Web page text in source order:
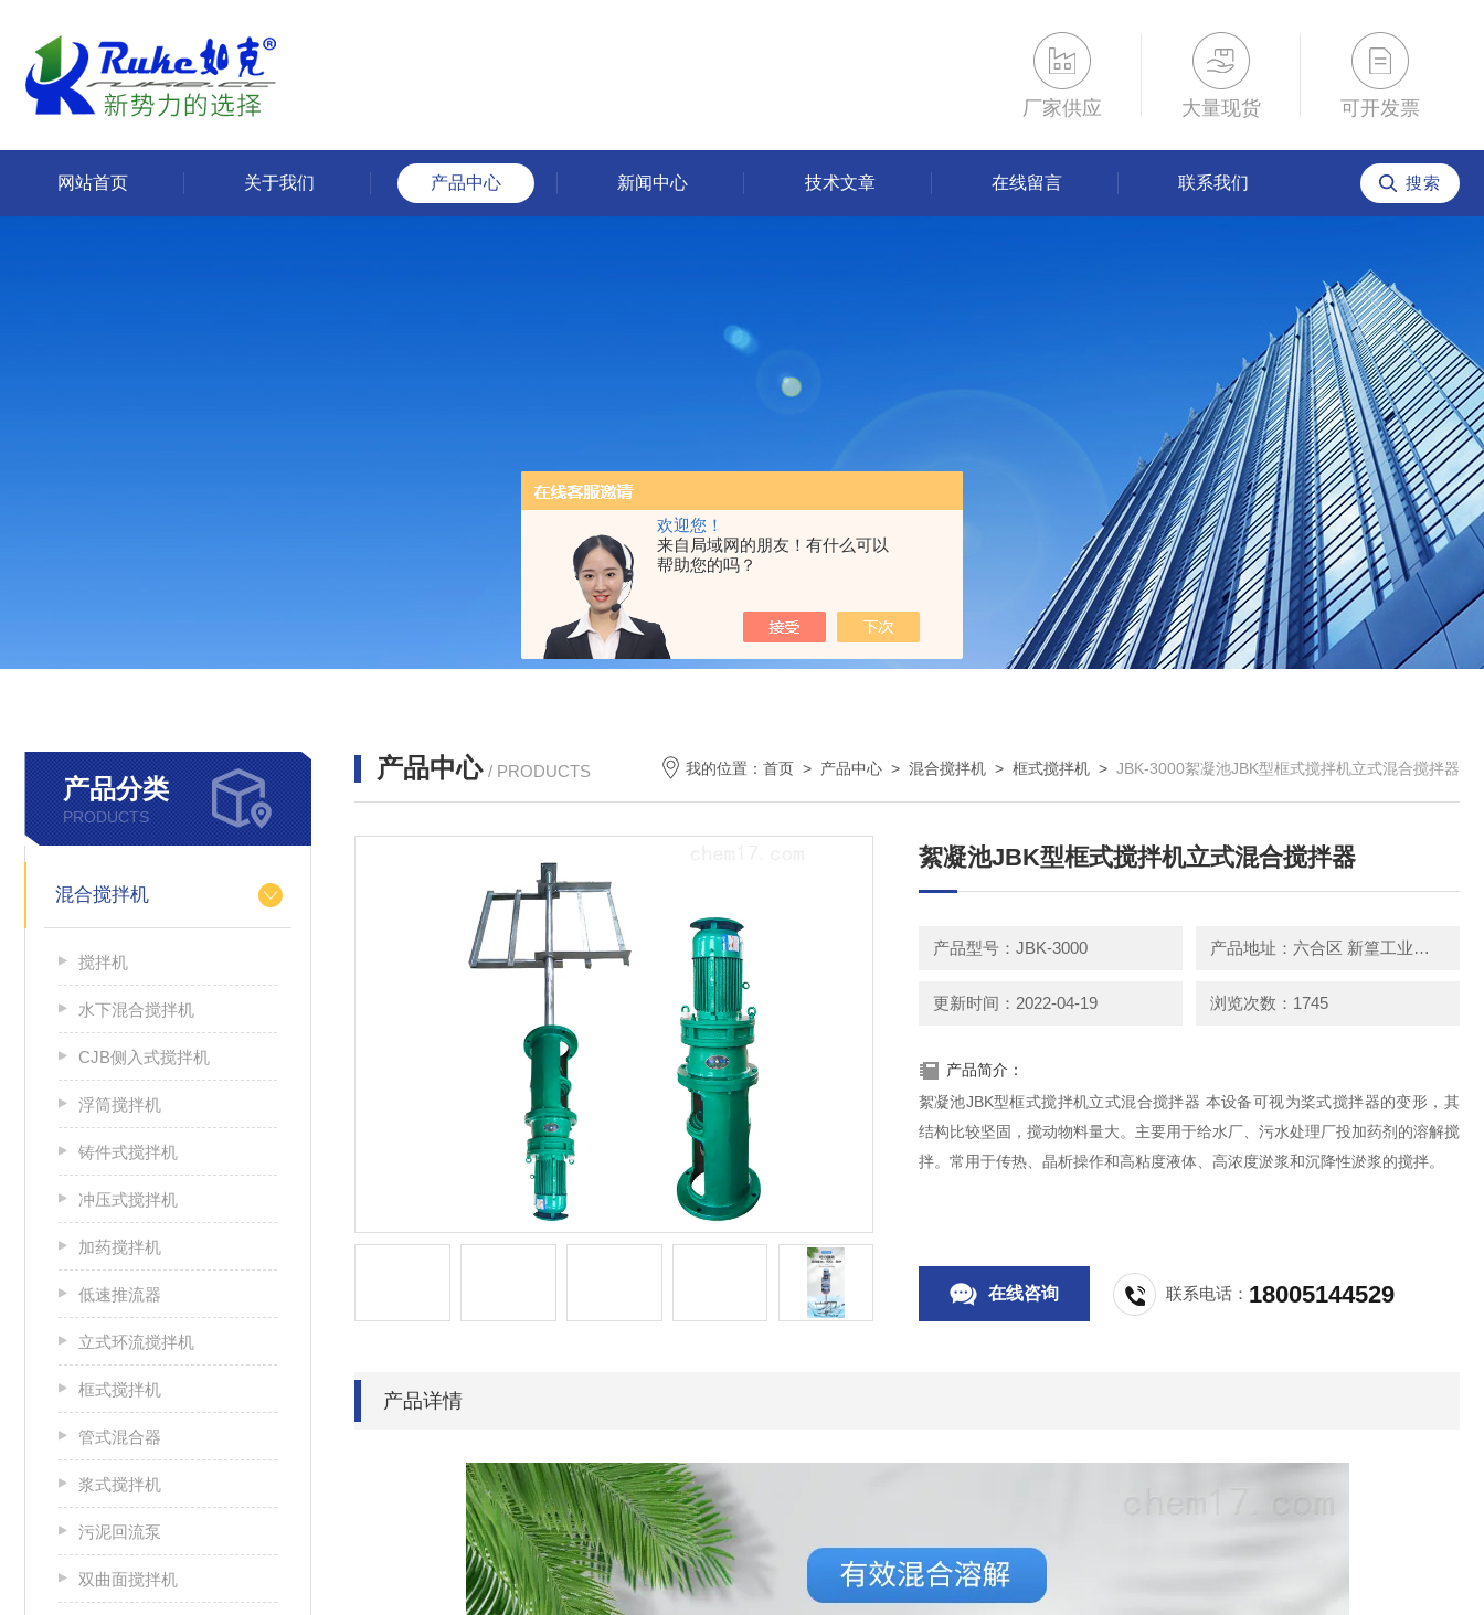
欢迎您！
来自局域网的朋友！有什么可以
帮助您的吗？
厂家供应 大量现货 可开发票
网站首页 关于我们 产品中心 新闻中心 技术文章 在线留言 联系我们
产品分类
PRODUCTS
混合搅拌机
搅拌机
水下混合搅拌机
CJB侧入式搅拌机
浮筒搅拌机
铸件式搅拌机
冲压式搅拌机
加药搅拌机
低速推流器
立式环流搅拌机
框式搅拌机
管式混合器
浆式搅拌机
污泥回流泵
双曲面搅拌机
产品中心 / PRODUCTS 我的位置： 首页 > 产品中心 > 混合搅拌机 > 框式搅拌机 > JBK-3000絮凝池JBK型框式搅拌机立式混合搅拌器
絮凝池JBK型框式搅拌机立式混合搅拌器
产品型号：JBK-3000 产品地址：六合区 新篁工业园园区中路3号
更新时间：2022-04-19 浏览次数：1745
产品简介：
絮凝池JBK型框式搅拌机立式混合搅拌器 本设备可视为桨式搅拌器的变形，其
结构比较坚固，搅动物料量大。主要用于给水厂、污水处理厂投加药剂的溶解搅
拌。常用于传热、晶析操作和高粘度液体、高浓度淤浆和沉降性淤浆的搅拌。
在线咨询 联系电话： 18005144529
产品详情